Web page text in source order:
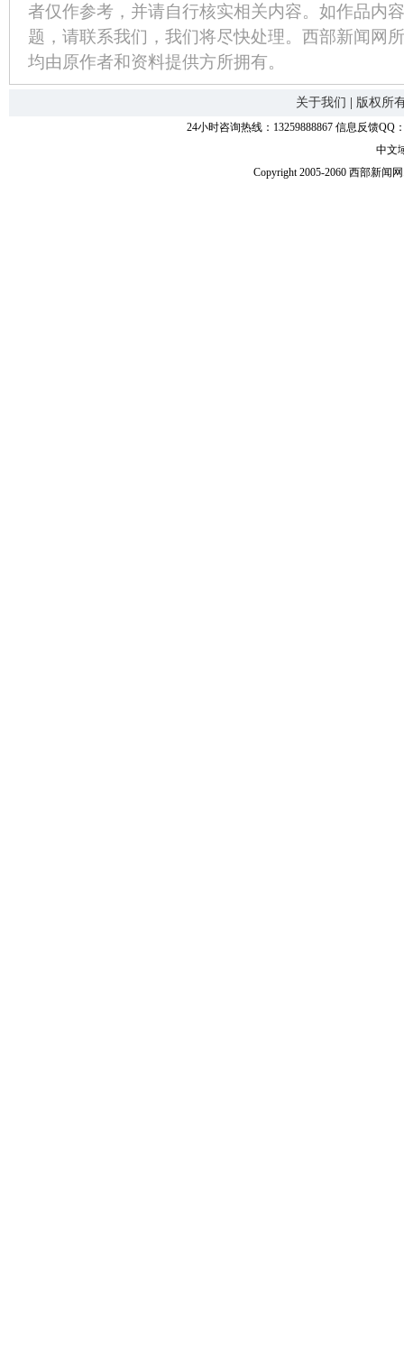
者仅作参考，并请自行核实相关内容。如作品内
题，请联系我们，我们将尽快处理。西部新闻网
均由原作者和资料提供方所拥有。
关于我们 版权所
24小时咨询热线：13259888867 信息反馈QQ
中文
Copyright 2005-2060 西部新闻